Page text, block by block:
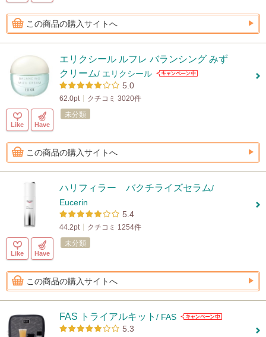
この商品の購入サイトへ
エリクシール ルフレ バランシング みず
クリーム/ エリクシール
5.0
62.0pt クチコミ 3020件
Like Have
未分類
この商品の購入サイトへ
ハリフィラー バクチライズセラム/
Eucerin
5.4
44.2pt クチコミ 1254件
Like Have
未分類
この商品の購入サイトへ
FAS トライアルキット / FAS
5.3